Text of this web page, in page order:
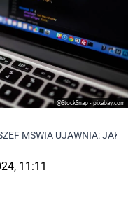
@StockSnap - pixabay.com
MSWIA UJAWNIA: JAK
11:11